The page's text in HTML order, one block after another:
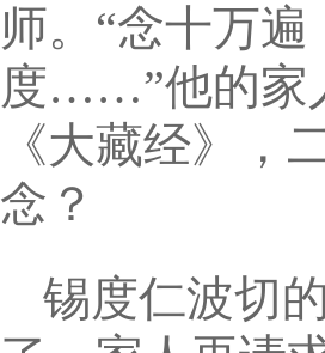
师。“念十万
度……”他的家
《大藏经》，
念？
锡度仁波切